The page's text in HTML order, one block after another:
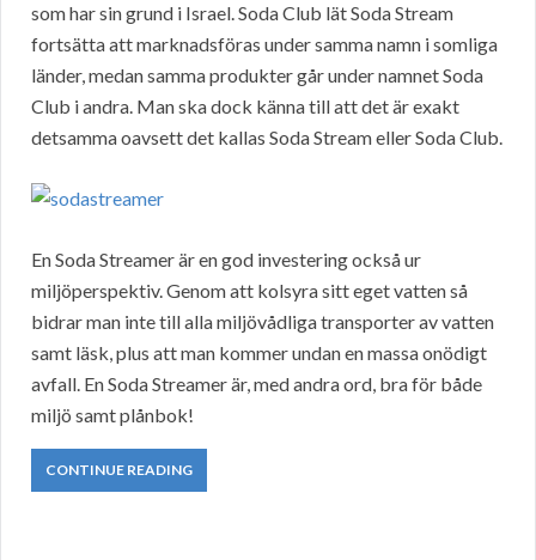
som har sin grund i Israel. Soda Club lät Soda Stream
fortsätta att marknadsföras under samma namn i somliga
länder, medan samma produkter går under namnet Soda
Club i andra. Man ska dock känna till att det är exakt
detsamma oavsett det kallas Soda Stream eller Soda Club.
En Soda Streamer är en god investering också ur
miljöperspektiv. Genom att kolsyra sitt eget vatten så
bidrar man inte till alla miljövådliga transporter av vatten
samt läsk, plus att man kommer undan en massa onödigt
avfall. En Soda Streamer är, med andra ord, bra för både
miljö samt plånbok!
CONTINUE READING